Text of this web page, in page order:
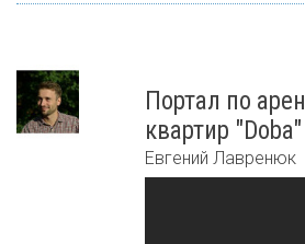
Портал по
квартир "Doba"
Евгений Лавренюк